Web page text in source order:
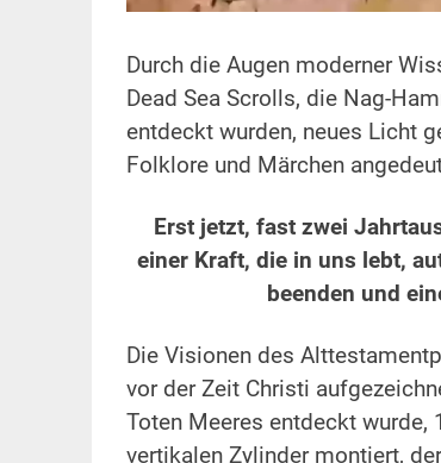
Durch die Augen moderner
Dead Sea Scrolls, die Nag-
entdeckt wurden, neues Licht
Folklore und Märchen
Erst jetzt, fast zwei
einer Kraft, die in uns lebt,
beenden und
Die Visionen des
vor der Zeit Christi
Toten Meeres entdeckt
vertikalen Zylinder montiert,